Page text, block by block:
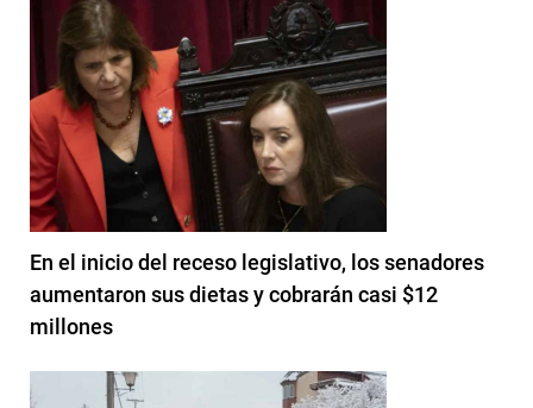
En el inicio del receso legislativo, los senadores
aumentaron sus dietas y cobrarán casi $12
millones